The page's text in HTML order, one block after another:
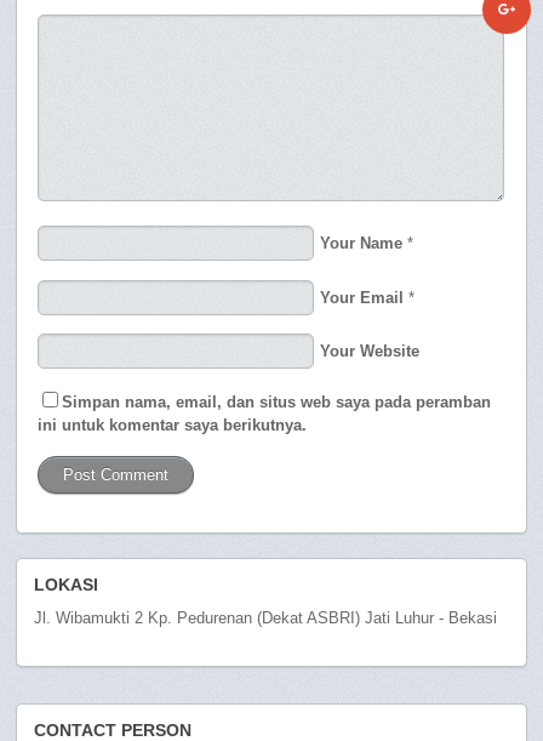
Your Name *
Your Email *
Your Website
Simpan nama, email, dan situs web saya pada peramban
ini untuk komentar saya berikutnya.
LOKASI
Jl. Wibamukti 2 Kp. Pedurenan (Dekat ASBRI) Jati Luhur - Bekasi
CONTACT PERSON